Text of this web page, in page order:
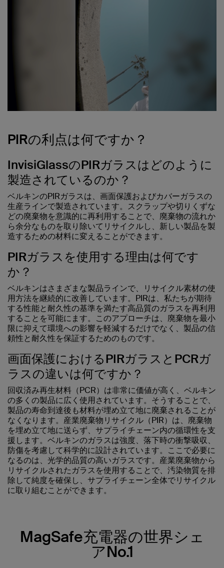
PIRの利点は何ですか？
InvisiGlassのPIRガラスはどのように
製造されているのか？
ベルキンのPIRガラスは、画面保護およびカバーガラスの
生産ラインで製造されています。スクラップや切りくずな
どの廃棄物を意識的に再利用することで、廃棄物の流れか
ら余分なものを取り除いてリサイクルし、新しい製品を製
造するための材料に変えることができます。
PIRガラスを使用する理由は何です
か？
ベルキンはさまざまな製品ラインで、リサイクル素材の使
用方法を継続的に改善しています。PIRは、私たちが期待
する性能と耐久性の基準を満たす高品質のガラスを再利用
することを可能にます。このアプローチは、廃棄物を最小
限に抑えて環境への影響を軽減するだけでなく、製品の信
頼性と耐久性を保証するためのものです。
画面保護におけるPIRガラスとPCRガ
ラスの違いは何ですか？
回収済み再生材料（PCR）は非常に価値が高く、ベルキン
の多くの製品に広く使用されています。そうすることで、
製品の寿命到達後も材料が埋め立て地に廃棄されることが
なくなります。産業廃棄物リサイクル（PIR）は、廃棄物
を埋め立て地に送らず、サプライチェーン内の循環性を支
援します。ベルキンのガラスは強度、落下時の衝撃吸収、
防傷を考慮して科学的に設計されています。ここで必要に
なるのは、光学的品質の高いガラスです。産業廃棄物から
リサイクルされたガラスを使用することで、汚染物質を排
除して純度を確保し、サプライチェーン全体でリサイクル
に取り組むことができます。
MagSafe充電器の世界シェ
アNo.1